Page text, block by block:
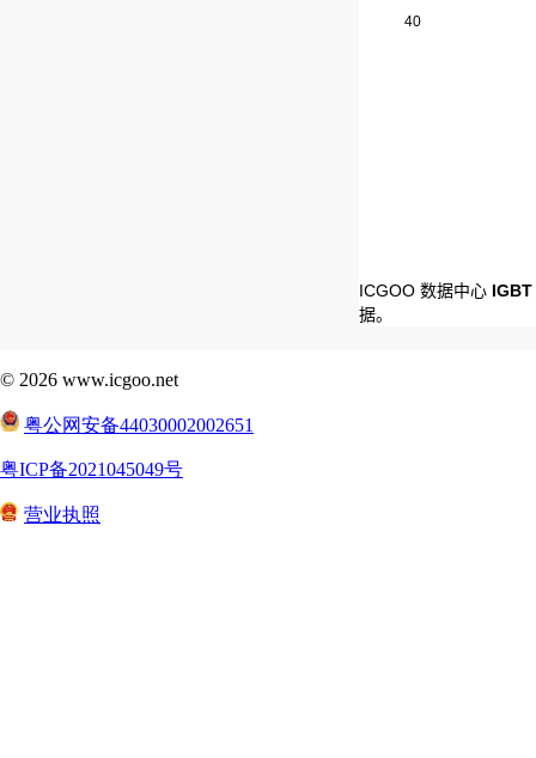
40
ICGOO 数据中心 IGBT
据。